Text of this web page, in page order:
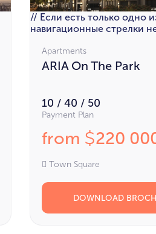
// Если есть только одно
навигационные стрелки
Apartments
ARIA On The Park
10 / 40 / 50
Payment Plan
from $220
Town Square
DOWNLOAD